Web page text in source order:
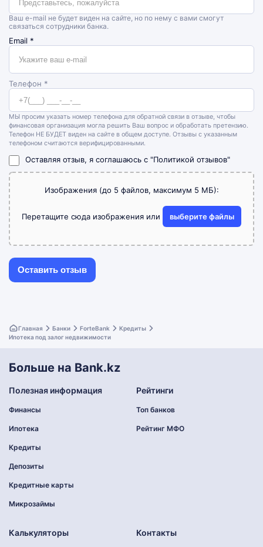
Ваш e-mail не будет виден на сайте, но по нему с вами смогут
связаться сотрудники банка.
Email *
Телефон *
МЫ просим указать номер телефона для обратной связи в отзыве, чтобы
финансовая организация могла решить Ваш вопрос и обработать претензию.
Телефон НЕ БУДЕТ виден на сайте в общем доступе. Отзывы с указанным
телефоном считаются верифицированными.
Оставляя отзыв, я соглашаюсь с "Политикой отзывов"
Изображения (до 5 файлов, максимум 5 МБ):
Перетащите сюда изображения или выберите файлы
Главная Банки ForteBank
Кредиты
Ипотека под залог недвижимости
Больше на Bank.kz
Полезная информация
Финансы
Ипотека
Кредиты
Депозиты
Кредитные карты
Микрозаймы
Рейтинги
Топ банков
Рейтинг МФО
Калькуляторы Контакты